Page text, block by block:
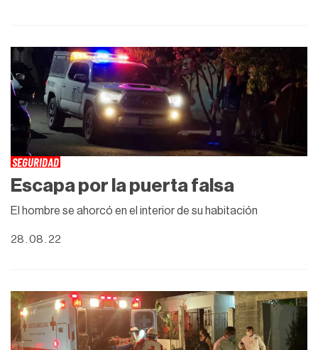
SEGURIDAD
Escapa por la puerta falsa
El hombre se ahorcó en el interior de su habitación
28 . 08 . 22